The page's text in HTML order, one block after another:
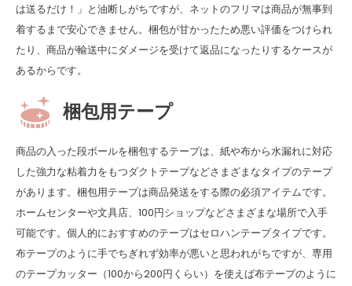
は送るだけ！」と油断しがちですが、ネットのフリマは商品が無事到
着するまで安心できません。梱包が甘かったため悪い評価をつけられ
たり、商品が輸送中にダメージを受けて返品になったりするケースが
あるからです。
梱包用テープ
商品の入った段ボールを梱包するテープは、紙や布から水漏れに対応
した強力な粘着力をもつダクトテープなどさまざまなタイプのテープ
があります。梱包用テープは商品発送をする際の必須アイテムです。
ホームセンターや文具店、100円ショップなどさまざまな場所で入手
可能です。個人的におすすめのテープはセロハンテープタイプです。
布テープのように手でちぎれず効率が悪いと思われがちですが、専用
のテープカッター（100から200円くらい）を使えば布テープのように